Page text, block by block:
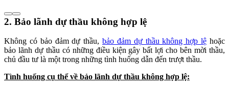
2. Bảo lãnh dự thầu không hợp lệ
Không có bảo đảm dự thầu,bảo đảm dự thầu không hợp lệ hoặc
bảo lãnh dự thầu có những điều kiện gây bất lợi cho bên mời thầu,
chủ đầu tư là một trong những tình huống dẫn đến trượt thầu.
Tình huống cụ thể về bảo lãnh dự thầu không hợp lệ: